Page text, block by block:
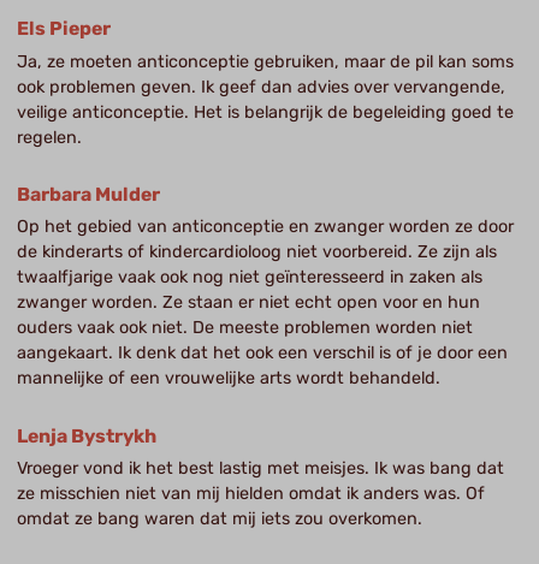
Els Pieper
Ja, ze moeten anticonceptie gebruiken, maar de pil kan soms
ook problemen geven. Ik geef dan advies over vervangende,
veilige anticonceptie. Het is belangrijk de begeleiding goed te
regelen.
Barbara Mulder
Op het gebied van anticonceptie en zwanger worden ze door
de kinderarts of kindercardioloog niet voorbereid. Ze zijn als
twaalfjarige vaak ook nog niet geïnteresseerd in zaken als
zwanger worden. Ze staan er niet echt open voor en hun
ouders vaak ook niet. De meeste problemen worden niet
aangekaart. Ik denk dat het ook een verschil is of je door een
mannelijke of een vrouwelijke arts wordt behandeld.
Lenja Bystrykh
Vroeger vond ik het best lastig met meisjes. Ik was bang dat
ze misschien niet van mij hielden omdat ik anders was. Of
omdat ze bang waren dat mij iets zou overkomen.